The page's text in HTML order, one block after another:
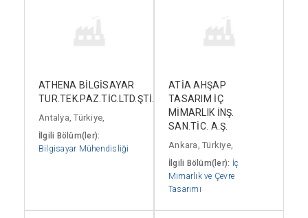
ATHENA BİLGİSAYAR
TUR.TEK.PAZ.TİC.LTD.ŞTİ.
Antalya, Türkiye,
İlgili Bölüm(ler):
Bilgisayar Mühendisliği
ATİA AHŞAP
TASARIM İÇ
MİMARLIK İNŞ.
SAN.TİC. A.Ş.
Ankara, Türkiye,
İlgili Bölüm(ler): İç
Mimarlık ve Çevre
Tasarımı